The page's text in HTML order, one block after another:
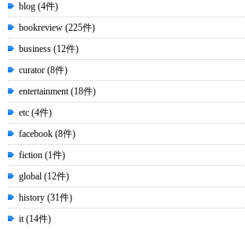
blog (4件)
bookreview (225件)
business (12件)
curator (8件)
entertainment (18件)
etc (4件)
facebook (8件)
fiction (1件)
global (12件)
history (31件)
it (14件)